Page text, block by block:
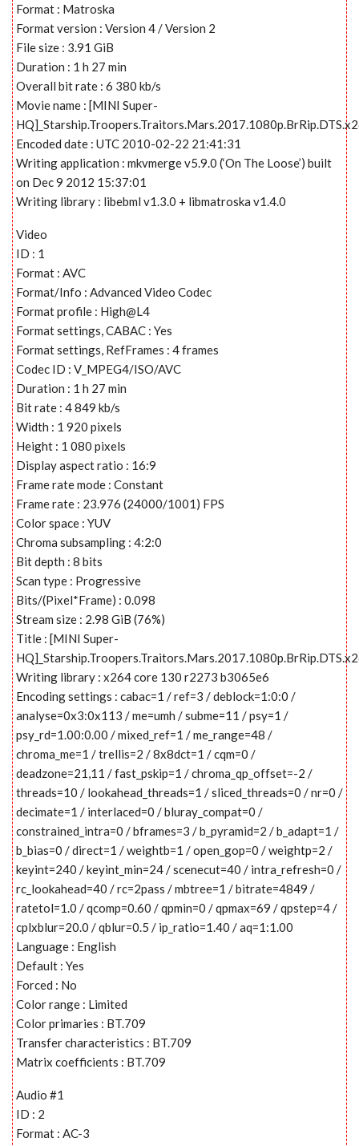
Format : Matroska
Format version : Version 4 / Version 2
File size : 3.91 GiB
Duration : 1 h 27 min
Overall bit rate : 6 380 kb/s
Movie name : [MINI Super-
Encoded date : UTC 2010-02-22 21:41:31
Writing application : mkvmerge v5.9.0 (‘On The Loose’) built
on Dec 9 2012 15:37:01
Writing library : libebml v1.3.0 + libmatroska v1.4.0
Video
ID : 1
Format : AVC
Format/Info : Advanced Video Codec
Format profile : High@L4
Format settings, CABAC : Yes
Format settings, RefFrames : 4 frames
Codec ID : V_MPEG4/ISO/AVC
Duration : 1 h 27 min
Bit rate : 4 849 kb/s
Width : 1 920 pixels
Height : 1 080 pixels
Display aspect ratio : 16:9
Frame rate mode : Constant
Frame rate : 23.976 (24000/1001) FPS
Color space : YUV
Chroma subsampling : 4:2:0
Bit depth : 8 bits
Scan type : Progressive
Bits/(Pixel*Frame) : 0.098
Stream size : 2.98 GiB (76%)
Title : [MINI Super-
Writing library : x264 core 130 r2273 b3065e6
Encoding settings : cabac=1 / ref=3 / deblock=1:0:0 /
analyse=0x3:0x113 / me=umh / subme=11 / psy=1 /
psy_rd=1.00:0.00 / mixed_ref=1 / me_range=48 /
chroma_me=1 / trellis=2 / 8x8dct=1 / cqm=0 /
deadzone=21,11 / fast_pskip=1 / chroma_qp_offset=-2 /
threads=10 / lookahead_threads=1 / sliced_threads=0 / nr=0 /
decimate=1 / interlaced=0 / bluray_compat=0 /
constrained_intra=0 / bframes=3 / b_pyramid=2 / b_adapt=1 /
b_bias=0 / direct=1 / weightb=1 / open_gop=0 / weightp=2 /
keyint=240 / keyint_min=24 / scenecut=40 / intra_refresh=0 /
rc_lookahead=40 / rc=2pass / mbtree=1 / bitrate=4849 /
ratetol=1.0 / qcomp=0.60 / qpmin=0 / qpmax=69 / qpstep=4 /
cplxblur=20.0 / qblur=0.5 / ip_ratio=1.40 / aq=1:1.00
Language : English
Default : Yes
Forced : No
Color range : Limited
Color primaries : BT.709
Transfer characteristics : BT.709
Matrix coefficients : BT.709
Audio #1
ID : 2
Format : AC-3